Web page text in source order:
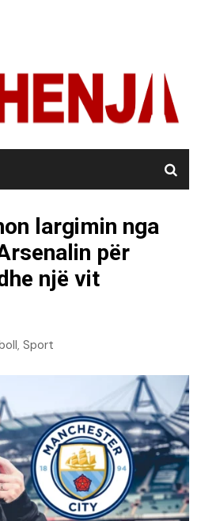
largimin nga
për
një vit
, Sport